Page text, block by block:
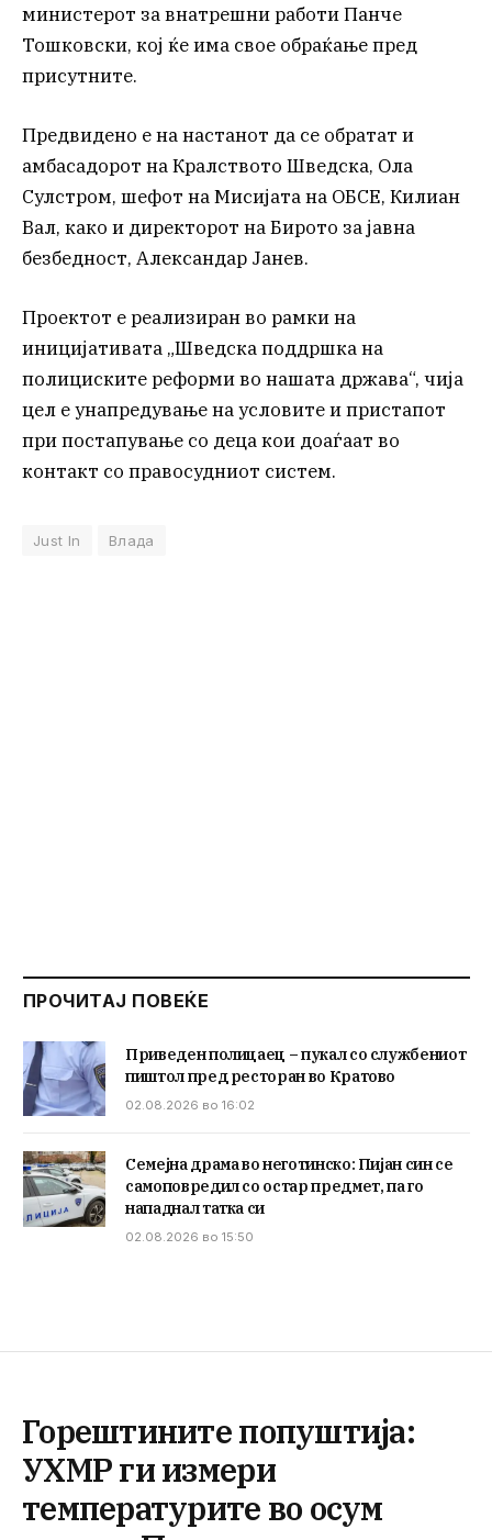
министерот за внатрешни работи Панче
Тошковски, кој ќе има свое обраќање пред
присутните.
Предвидено е на настанот да се обратат и
амбасадорот на Кралството Шведска, Ола
Сулстром, шефот на Мисијата на ОБСЕ, Килиан
Вал, како и директорот на Бирото за јавна
безбедност, Александар Јанев.
Проектот е реализиран во рамки на
иницијативата „Шведска поддршка на
полициските реформи во нашата држава“, чија
цел е унапредување на условите и пристапот
при постапување со деца кои доаѓаат во
контакт со правосудниот систем.
Just In Влада
ПРОЧИТАЈ ПОВЕЌЕ
Приведен полицаец – пукал со службениот
пиштол пред ресторан во Кратово
02.08.2026 во 16:02
Семејна драма во неготинско: Пијан син се
самоповредил со остар предмет, па го
нападнал татка си
02.08.2026 во 15:50
Горештините попуштија:
УХМР ги измери
температурите во осум